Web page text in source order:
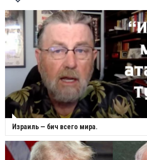
Израиль — бич всего мира.